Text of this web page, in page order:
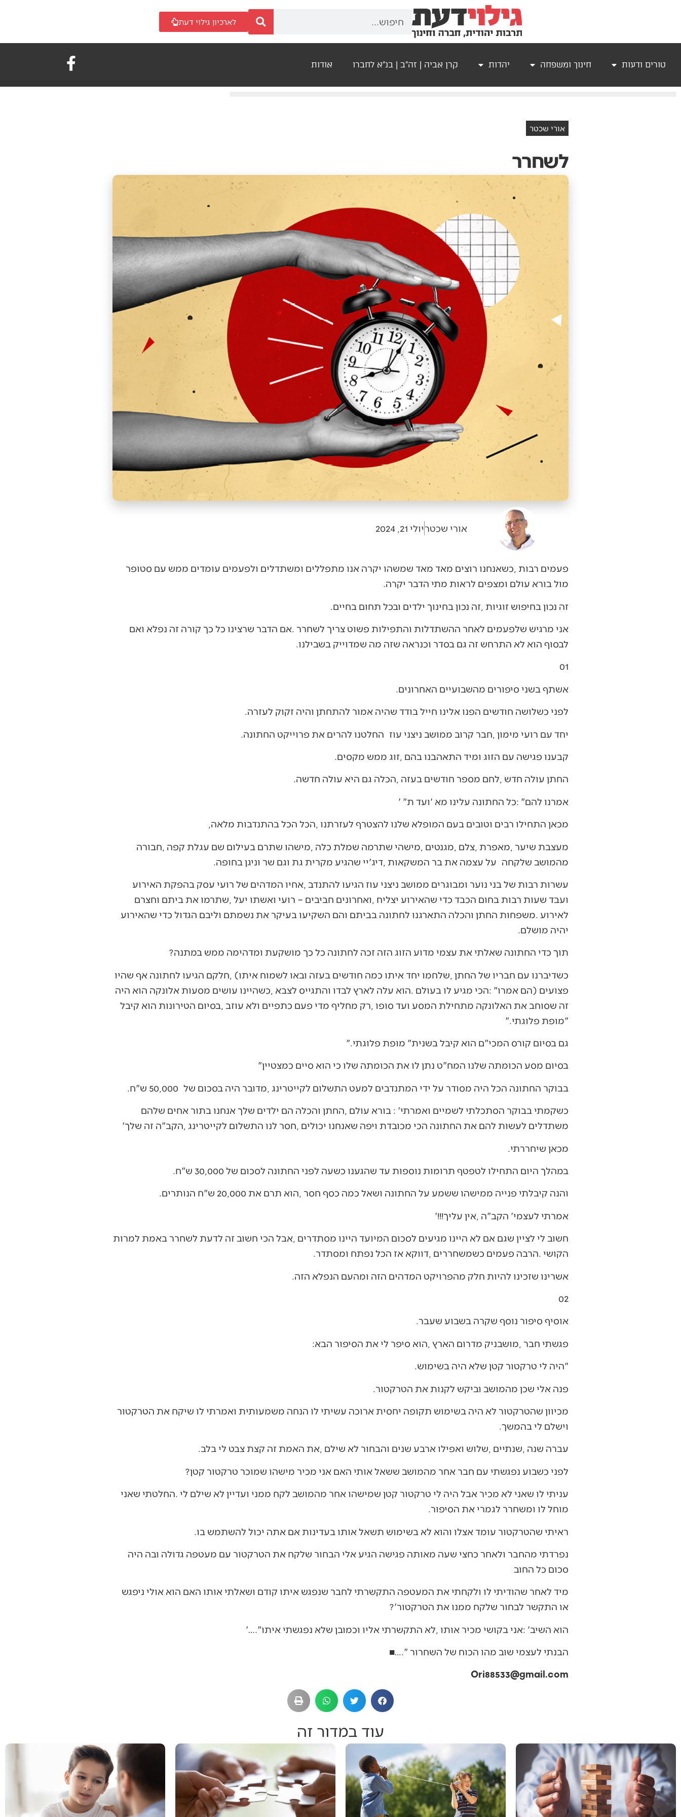
לארכיון גילוי דעת
טורים ודעות חינוך ומשפחה יהדות קרן אביה | זה"ב | בנ"א לחברו אודות
אורי שכטר
לשחרר
אורי שכטריולי 21, 2024
‬מול‭ ‬בורא‭ ‬עולם‭ ‬ומצפים‭ ‬לראות‭ ‬מתי‭ ‬הדבר‭ ‬יקרה‭.‬
זה‭ ‬נכון‭ ‬בחיפוש‭ ‬זוגיות‭, ‬זה‭ ‬נכון‭ ‬בחינוך‭ ‬ילדים‭ ‬ובכל‭ ‬תחום‭ ‬בחיים‭.‬
‬לבסוף‭ ‬הוא‭ ‬לא‭ ‬התרחש‭ ‬זה‭ ‬גם‭ ‬בסדר‭ ‬וכנראה‭ ‬שזה‭ ‬מה‭ ‬שמדוייק‭ ‬בשבילנו‭.‬
01‭ ‬
אשתף‭ ‬בשני‭ ‬סיפורים‭ ‬מהשבועיים‭ ‬האחרונים‭.‬
לפני‭ ‬כשלושה‭ ‬חודשים‭ ‬הפנו‭ ‬אלינו‭ ‬חייל‭ ‬בודד‭ ‬שהיה‭ ‬אמור‭ ‬להתחתן‭ ‬והיה‭ ‬זקוק‭ ‬לעזרה‭.‬
יחד‭ ‬עם‭ ‬רועי‭ ‬מימון‭, ‬חבר‭ ‬קרוב‭ ‬ממושב‭ ‬ניצני‭ ‬עוז‭ ‬החלטנו‭ ‬להרים‭ ‬את‭ ‬פרוייקט‭ ‬החתונה‭.‬
קבענו‭ ‬פגישה‭ ‬עם‭ ‬הזוג‭ ‬ומיד‭ ‬התאהבנו‭ ‬בהם‭, ‬זוג‭ ‬ממש‭ ‬מקסים‭.‬
החתן‭ ‬עולה‭ ‬חדש‭, ‬לחם‭ ‬מספר‭ ‬חודשים‭ ‬בעזה‭, ‬הכלה‭ ‬גם‭ ‬היא‭ ‬עולה‭ ‬חדשה‭.‬
אמרנו‭ ‬להם‭: ‬‮"‬כל‭ ‬החתונה‭ ‬עלינו‭ ‬מא‮'‬‭ ‬ועד‭ ‬ת‮'‬‭ ‬‮"‬
מכאן‭ ‬התחילו‭ ‬רבים‭ ‬וטובים‭ ‬בעם‭ ‬המופלא‭ ‬שלנו‭ ‬להצטרף‭ ‬לעזרתנו‭, ‬הכל‭ ‬הכל‭ ‬בהתנדבות‭ ‬מלאה‭,‬
‬מהמושב‭ ‬שלקחה‭ ‬על‭ ‬עצמה‭ ‬את‭ ‬בר‭ ‬המשקאות‭, ‬דיג'יי‭ ‬שהגיע‭ ‬מקרית‭ ‬גת‭ ‬וגם‭ ‬שר‭ ‬וניגן‭ ‬בחופה‭.‬
‬יהיה‭ ‬מושלם‭.‬
תוך‭ ‬כדי‭ ‬החתונה‭ ‬שאלתי‭ ‬את‭ ‬עצמי‭ ‬מדוע‭ ‬הזוג‭ ‬הזה‭ ‬זכה‭ ‬לחתונה‭ ‬כל‭ ‬כך‭ ‬מושקעת‭ ‬ומדהימה‭ ‬ממש‭ ‬במתנה‭?‬
‬‮"‬מופת‭ ‬פלוגתי‮"‬‭.‬
גם‭ ‬בסיום‭ ‬קורס‭ ‬המכי"ם‭ ‬הוא‭ ‬קיבל‭ ‬בשנית‭ ‬‮"‬מופת‭ ‬פלוגתי‮"‬‭.‬
בסיום‭ ‬מסע‭ ‬הכומתה‭ ‬שלנו‭ ‬המח"ט‭ ‬נתן‭ ‬לו‭ ‬את‭ ‬הכומתה‭ ‬שלו‭ ‬כי‭ ‬הוא‭ ‬סיים‭ ‬כמצטיין‮"‬
בבוקר‭ ‬החתונה‭ ‬הכל‭ ‬היה‭ ‬מסודר‭ ‬על‭ ‬ידי‭ ‬המתנדבים‭ ‬למעט‭ ‬התשלום‭ ‬לקייטרינג‭, ‬מדובר‭ ‬היה‭ ‬בסכום‭ ‬של‭ ‬50,000‭ ‬ש"ח‭.‬
‬משתדלים‭ ‬לעשות‭ ‬להם‭ ‬את‭ ‬החתונה‭ ‬הכי‭ ‬מכובדת‭ ‬ויפה‭ ‬שאנחנו‭ ‬יכולים‭, ‬חסר‭ ‬לנו‭ ‬התשלום‭ ‬לקייטרינג‭, ‬הקב"ה‭ ‬זה‭ ‬שלך‮'‬
מכאן‭ ‬שיחררתי‭.‬
במהלך‭ ‬היום‭ ‬התחילו‭ ‬לטפטף‭ ‬תרומות‭ ‬נוספות‭ ‬עד‭ ‬שהגענו‭ ‬כשעה‭ ‬לפני‭ ‬החתונה‭ ‬לסכום‭ ‬של‭ ‬30,000‭ ‬ש"ח‭.‬
והנה‭ ‬קיבלתי‭ ‬פנייה‭ ‬ממישהו‭ ‬ששמע‭ ‬על‭ ‬החתונה‭ ‬ושאל‭ ‬כמה‭ ‬כסף‭ ‬חסר‭, ‬הוא‭ ‬תרם‭ ‬את‭ ‬20,000‭ ‬ש"ח‭ ‬הנותרים‭.‬
אמרתי‭ ‬לעצמי‭ ‬‮'‬הקב"ה‭, ‬אין‭ ‬עליך‮'‬‭!!!‬
‬הקושי‭. ‬הרבה‭ ‬פעמים‭ ‬כשמשחררים‭, ‬דווקא‭ ‬אז‭ ‬הכל‭ ‬נפתח‭ ‬ומסתדר‭.‬
אשרינו‭ ‬שזכינו‭ ‬להיות‭ ‬חלק‭ ‬מהפרויקט‭ ‬המדהים‭ ‬הזה‭ ‬ומהעם‭ ‬הנפלא‭ ‬הזה‭.‬
02
אוסיף‭ ‬סיפור‭ ‬נוסף‭ ‬שקרה‭ ‬בשבוע‭ ‬שעבר‭.‬
פגשתי‭ ‬חבר‭, ‬מושבניק‭ ‬מדרום‭ ‬הארץ‭, ‬הוא‭ ‬סיפר‭ ‬לי‭ ‬את‭ ‬הסיפור‭ ‬הבא‭:‬
‮"‬היה‭ ‬לי‭ ‬טרקטור‭ ‬קטן‭ ‬שלא‭ ‬היה‭ ‬בשימוש‭.‬
פנה‭ ‬אלי‭ ‬שכן‭ ‬מהמושב‭ ‬וביקש‭ ‬לקנות‭ ‬את‭ ‬הטרקטור‭.‬
‬וישלם‭ ‬לי‭ ‬בהמשך‭.‬
עברה‭ ‬שנה‭, ‬שנתיים‭, ‬שלוש‭ ‬ואפילו‭ ‬ארבע‭ ‬שנים‭ ‬והבחור‭ ‬לא‭ ‬שילם‭, ‬את‭ ‬האמת‭ ‬זה‭ ‬קצת‭ ‬צבט‭ ‬לי‭ ‬בלב‭.‬
לפני‭ ‬כשבוע‭ ‬נפגשתי‭ ‬עם‭ ‬חבר‭ ‬אחר‭ ‬מהמושב‭ ‬ששאל‭ ‬אותי‭ ‬האם‭ ‬אני‭ ‬מכיר‭ ‬מישהו‭ ‬שמוכר‭ ‬טרקטור‭ ‬קטן‭?‬
‬מוחל‭ ‬לו‭ ‬ומשחרר‭ ‬לגמרי‭ ‬את‭ ‬הסיפור‭.‬
ראיתי‭ ‬שהטרקטור‭ ‬עומד‭ ‬אצלו‭ ‬והוא‭ ‬לא‭ ‬בשימוש‭ ‬תשאל‭ ‬אותו‭ ‬בעדינות‭ ‬אם‭ ‬אתה‭ ‬יכול‭ ‬להשתמש‭ ‬בו‭.‬
‬סכום‭ ‬כל‭ ‬החוב
‬או‭ ‬התקשר‭ ‬לבחור‭ ‬שלקח‭ ‬ממנו‭ ‬את‭ ‬הטרקטור‭?‬‮'‬
הוא‭ ‬השיב‭: ‬‮'‬אני‭ ‬בקושי‭ ‬מכיר‭ ‬אותו‭, ‬לא‭ ‬התקשרתי‭ ‬אליו‭ ‬וכמובן‭ ‬שלא‭ ‬נפגשתי‭ ‬איתו‮'‬‭….‬‮"‬
הבנתי‭ ‬לעצמי‭ ‬שוב‭ ‬מהו‭ ‬הכוח‭ ‬של‭ ‬השחרור‭….‬‮"‬‭ ‬■
Ori88533@gmail.com
עוד במדור זה